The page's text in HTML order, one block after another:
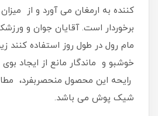
کننده به ارمغان می آورد و از
برخوردار است. آقایان جوان و
مام رول در طول روز استفاده کنند
خوشبو و ماندگار مانع از ایجاد
رایحه این محصول منحصربفرد،
شیک پوش می باشد.